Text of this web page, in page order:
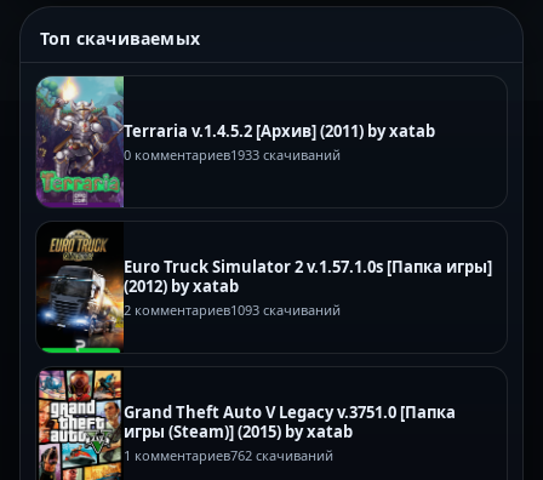
Топ скачиваемых
Terraria v.1.4.5.2 [Архив] (2011) by xatab
0 комментариев1933 скачиваний
Euro Truck Simulator 2 v.1.57.1.0s [Папка игры]
(2012) by xatab
2 комментариев1093 скачиваний
Grand Theft Auto V Legacy v.3751.0 [Папка
игры (Steam)] (2015) by xatab
1 комментариев762 скачиваний